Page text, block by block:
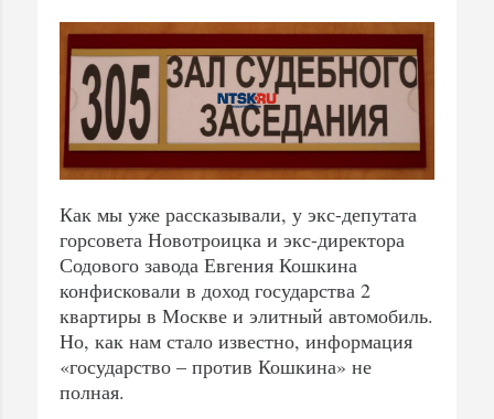
Как мы уже рассказывали, у экс-депутата
горсовета Новотроицка и экс-директора
Содового завода Евгения Кошкина
конфисковали в доход государства 2
квартиры в Москве и элитный автомобиль.
Но, как нам стало известно, информация
«государство – против Кошкина» не
полная.